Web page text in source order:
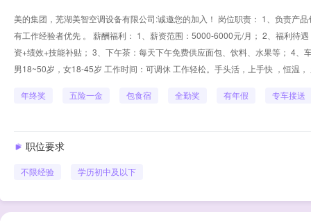
美的集团，芜湖美智空调设备有限公司:诚邀您的加入！ 岗位职责： 1、负责产
有工作经验者优先 。 薪酬福利： 1、薪资范围：5000-6000元/月； 2、福利待
资+绩效+技能补贴； 3、下午茶：每天下午免费供应面包、饮料、水果等； 4
男18~50岁，女18-45岁 工作时间：可调休 工作轻松。手头活，上手快 ，恒温
年终奖 五险一金 包食宿 全勤奖 有年假 专车接送
职位要求
不限经验 学历初中及以下